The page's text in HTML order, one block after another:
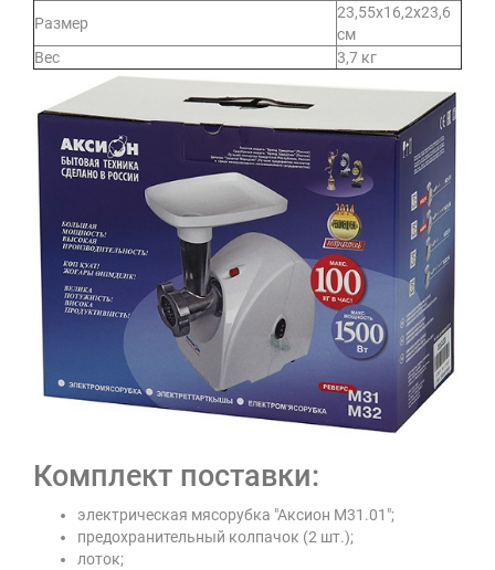
Размер
23,55х16,2х23,6
см
Вес
3,7 кг
Комплект поставки:
электрическая мясорубка "Аксион М31.01";
предохранительный колпачок (2 шт.);
лоток;